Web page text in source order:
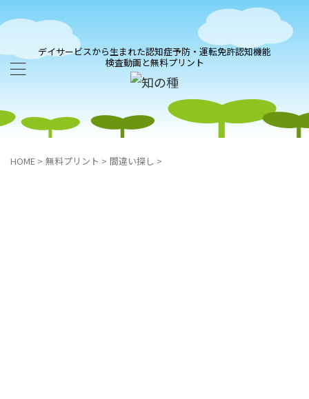
デイサービスから生まれた認知症予防・運転免許認知機能
検査動画と無料プリント
HOME > 無料プリント > 間違い探し >